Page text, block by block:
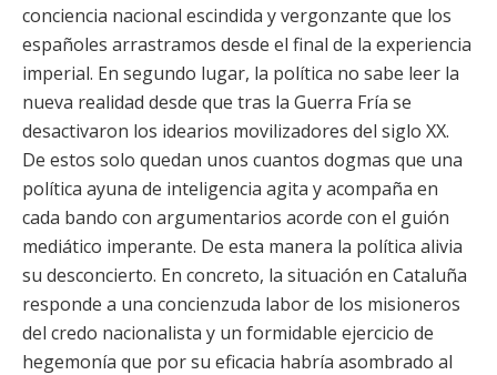
conciencia nacional escindida y vergonzante que los
españoles arrastramos desde el final de la experiencia
imperial. En segundo lugar, la política no sabe leer la
nueva realidad desde que tras la Guerra Fría se
desactivaron los idearios movilizadores del siglo XX.
De estos solo quedan unos cuantos dogmas que una
política ayuna de inteligencia agita y acompaña en
cada bando con argumentarios acorde con el guión
mediático imperante. De esta manera la política alivia
su desconcierto. En concreto, la situación en Cataluña
responde a una concienzuda labor de los misioneros
del credo nacionalista y un formidable ejercicio de
hegemonía que por su eficacia habría asombrado al